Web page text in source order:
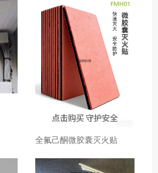
全氟己酮微胶囊灭火贴